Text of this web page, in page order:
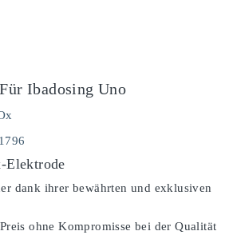
Ibadosing Uno
Elektrode
dank ihrer bewährten und exklusiven
ohne Kompromisse bei der Qualität